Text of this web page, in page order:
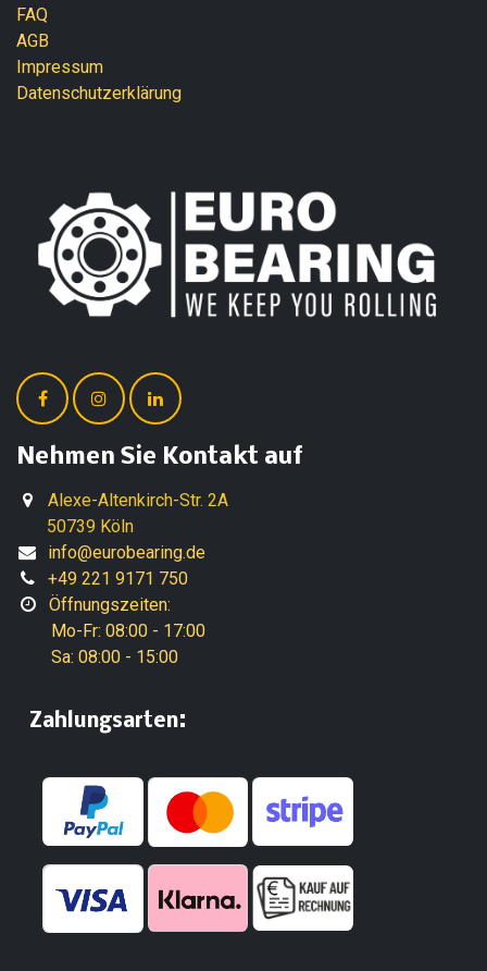
FAQ
AGB
Impressum
Datenschutzerklärung
Nehmen Sie Kontakt auf
Alexe-Altenkirch-Str. 2A
50739 Köln
info@eurobearing.de
+49 221 9171 750
Öffnungszeiten:
Mo-Fr: 08:00 - 17:00
Sa: 08:00 - 15:00
​Zahlungsarten: